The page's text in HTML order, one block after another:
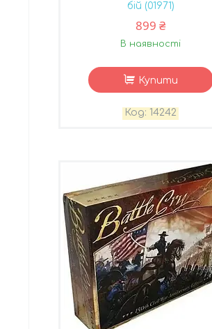
бій (01971)
899 ₴
В наявності
Купити
14242